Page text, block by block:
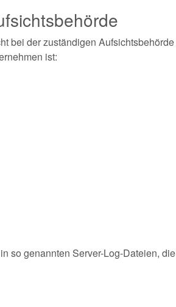
bei der zuständigen Aufsichtsbehörde
ist:
so genannten Server-Log-Dateien, die